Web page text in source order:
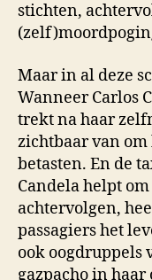
stichten,
Maar in al deze
Wanneer Carlos
trekt na haar
zichtbaar van
betasten. En de
Candela helpt
achtervolgen,
passagiers het
ook oogdruppels
gazpacho in haar